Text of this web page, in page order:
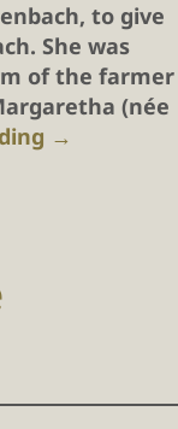
to give
She was
of the farmer
(née
→